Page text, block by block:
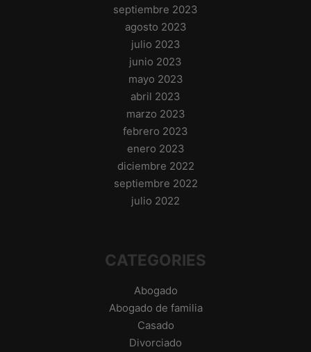
septiembre 2023
agosto 2023
julio 2023
junio 2023
mayo 2023
abril 2023
marzo 2023
febrero 2023
enero 2023
diciembre 2022
septiembre 2022
julio 2022
CATEGORIES
Abogado
Abogado de familia
Casado
Divorciado